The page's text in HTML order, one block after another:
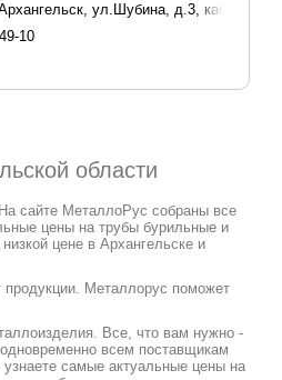
крыло
ул.Шубина, д.3, каб.48/4
10
области
сайте МеталлоРус собраны все
цены на трубы бурильные и
цене в Архангельске и
продукции. Металлорус поможет
Все, что вам нужно -
всем поставщикам
самые актуальные цены на